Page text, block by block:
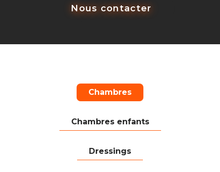
Nous contacter
Chambres
Chambres enfants
Dressings